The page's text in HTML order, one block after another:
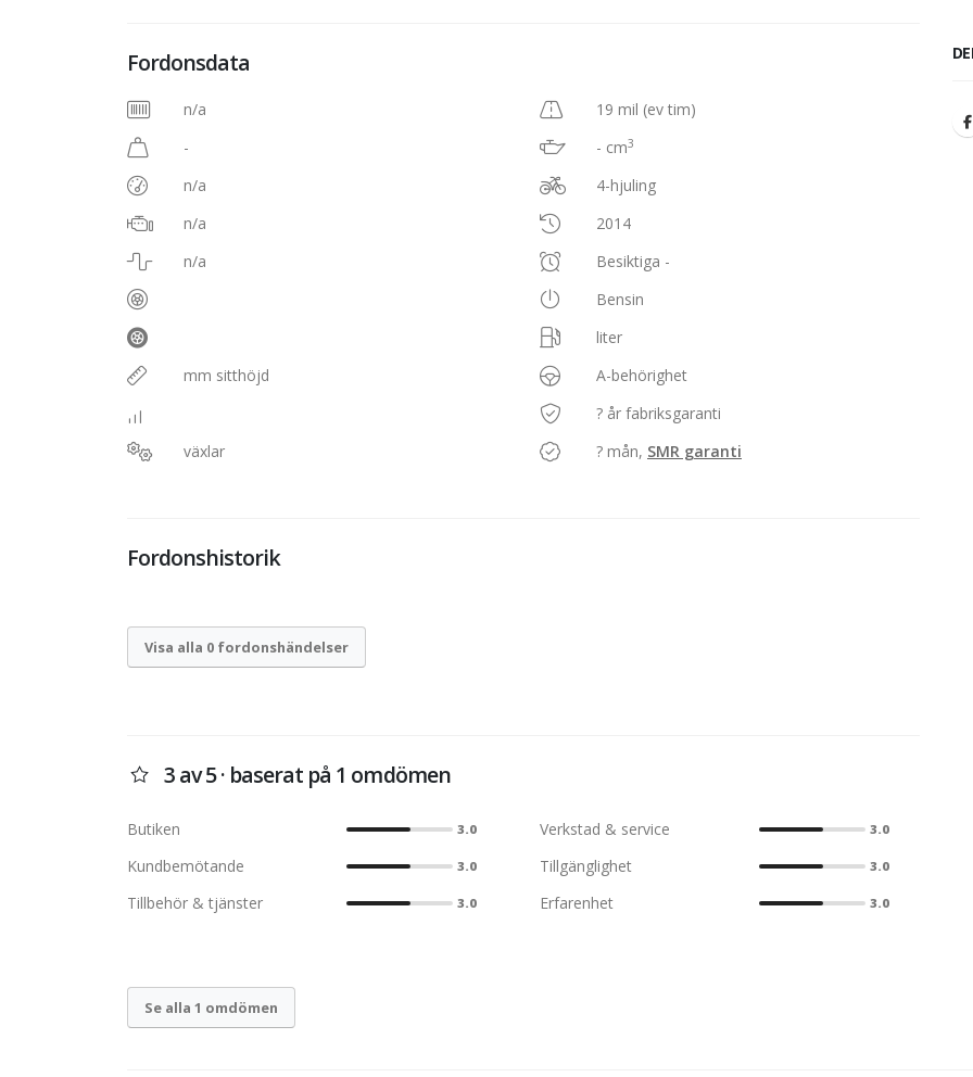
Fordonsdata
n/a
-
n/a
n/a
n/a
mm sitthöjd
växlar
19 mil (ev tim)
- cm3
4-hjuling
2014
Besiktiga -
Bensin
liter
A-behörighet
? år fabriksgaranti
? mån, SMR garanti
Fordonshistorik
Visa alla 0 fordonshändelser
3 av 5 · baserat på 1 omdömen
Butiken 3.0 Verkstad & service 3.0
Kundbemötande 3.0 Tillgänglighet 3.0
Tillbehör & tjänster 3.0 Erfarenhet 3.0
Se alla 1 omdömen